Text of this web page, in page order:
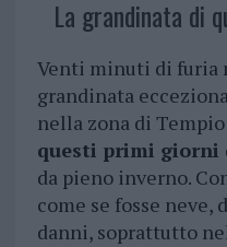
La grandinata di
Venti minuti di furia
grandinata
nella zona di Tempio
questi primi giorni
da pieno inverno.
come se fosse
danni, soprattutto